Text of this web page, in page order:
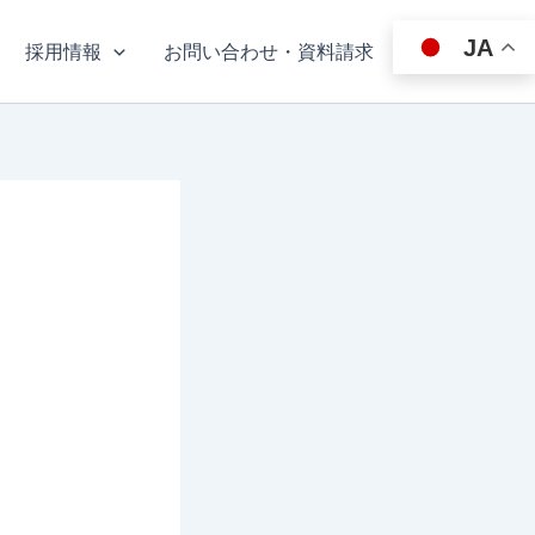
採用情報 お問い合わせ・資料請求 JA